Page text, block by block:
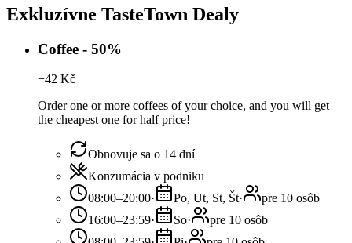
Exkluzívne TasteTown Dealy
Coffee - 50%
−42 Kč
Order one or more coffees of your choice, and you will get
the cheapest one for half price!
Obnovuje sa o 14 dní
Konzumácia v podniku
08:00–20:00· Po, Ut, St, Št·
pre 10 osôb
16:00–23:59· So·
pre 10 osôb